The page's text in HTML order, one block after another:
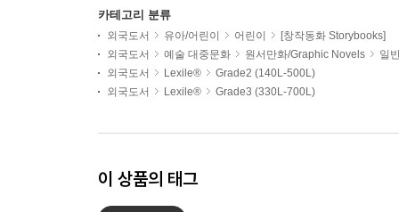
카테고리 분류
외국도서 유아/어린이 어린이
[창작동화 Storybooks]
외국도서
예술 대중문화 원서만화/Graphic Novels
일
외국도서
Lexile®
Grade2 (140L-500L)
외국도서
Lexile® Grade3 (330L-700L)
이 상품의 태그